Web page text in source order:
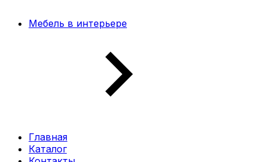
Мебель в интерьере
Главная
Каталог